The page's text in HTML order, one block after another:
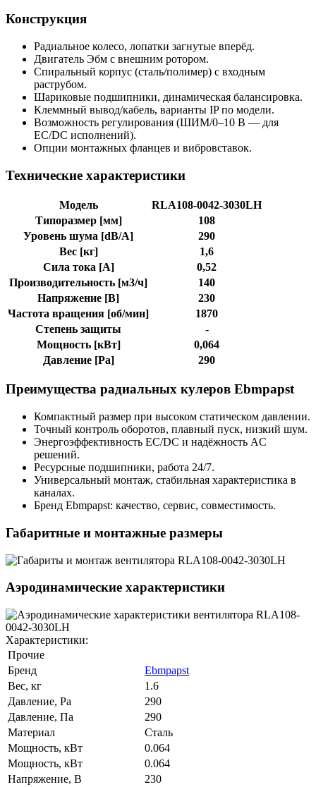
Конструкция
Радиальное колесо, лопатки загнутые вперёд.
Двигатель Эбм с внешним ротором.
Спиральный корпус (сталь/полимер) с входным
раструбом.
Шариковые подшипники, динамическая балансировка.
Клеммный вывод/кабель, варианты IP по модели.
Возможность регулирования (ШИМ/0–10 В — для
EC/DC исполнений).
Опции монтажных фланцев и вибровставок.
Технические характеристики
Модель
RLA108-0042-3030LH
Типоразмер [мм]
108
Уровень шума [dB/A]
290
Вес [кг]
1,6
Сила тока [A]
0,52
Производительность [м3/ч]
140
Напряжение [В]
230
Частота вращения [об/мин]
1870
Степень защиты
-
Мощность [кВт]
0,064
Давление [Pa]
290
Преимущества радиальных кулеров Ebmpapst
Компактный размер при высоком статическом давлении.
Точный контроль оборотов, плавный пуск, низкий шум.
Энергоэффективность EC/DC и надёжность AC
решений.
Ресурсные подшипники, работа 24/7.
Универсальный монтаж, стабильная характеристика в
каналах.
Бренд Ebmpapst: качество, сервис, совместимость.
Габаритные и монтажные размеры
Аэродинамические характеристики
Характеристики:
Прочие
Бренд
Ebmpapst
Вес, кг
1.6
Давление, Pa
290
Давление, Па
290
Материал
Сталь
Мощность, кВт
0.064
Мощность, кВт
0.064
Напряжение, В
230